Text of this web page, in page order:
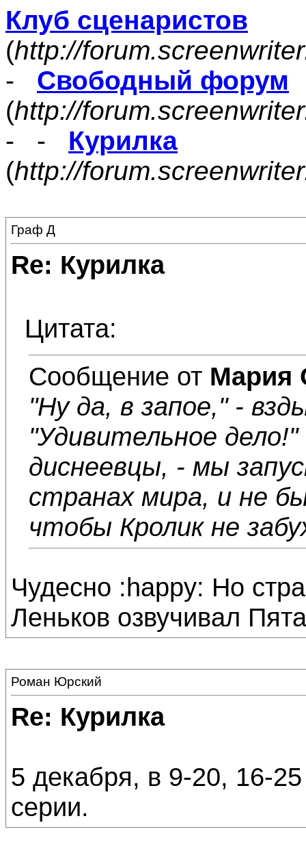
Клуб сценаристов
(http://
- Свободный форум
(http://
- - Курилка
(http://
Граф Д
Re: Курилка
Цитата:
Сообщение от Мария
"Ну да, в запое," -
"Удивительное
диснеевцы, - мы
странах мира, и не
чтобы Кролик не
Чудесно :happy: Но
Леньков озвучивал
Роман Юрский
Re: Курилка
5 декабря, в 9-20, 16-
серии.